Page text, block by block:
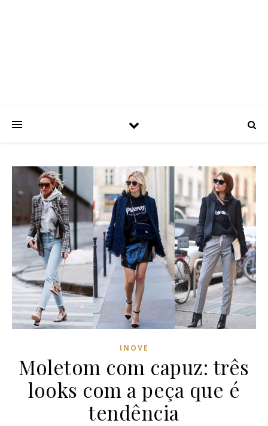
INOVE
Moletom com capuz: três
looks com a peça que é
tendência